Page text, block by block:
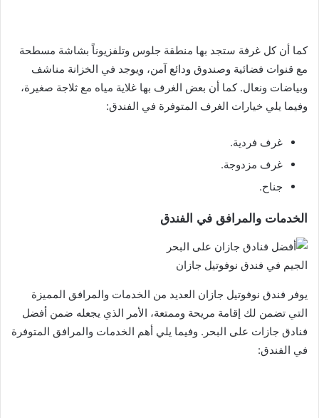
كما أن كل غرفة ستجد بها منطقة جلوس وتلفزيوناً بشاشة مسطحة
مع قنوات فضائية وصندوق ودائع آمن، ويوجد في الخزانة مناشف
وبياضات ونعال. كما أن بعض الغرف بها غلاية مياه مع ثلاجة صغيرة،
وفيما يلي خيارات الغرف المتوفرة في الفندق:
غرف فردية.
غرف مزدوجة.
جناح.
الخدمات والمرافق في الفندق
الجيم في فندق نوفوتيل جازان
يوفر فندق نوفوتيل جازان العديد من الخدمات والمرافق المميزة
التي تضمن لك إقامة مريحة وممتعة، الأمر الذي يجعله ضمن أفضل
فنادق جازات على البحر. وفيما يلي أهم الخدمات والمرافق المتوفرة
في الفندق: